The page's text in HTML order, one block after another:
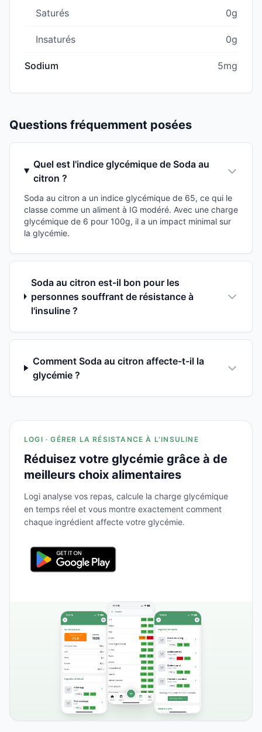
Saturés 0g
Insaturés 0g
Sodium 5mg
Questions fréquemment posées
Quel est l'indice glycémique de Soda au
citron ?
Soda au citron a un indice glycémique de 65, ce qui le
classe comme un aliment à IG modéré. Avec une charge
glycémique de 6 pour 100g, il a un impact minimal sur
la glycémie.
Soda au citron est-il bon pour les
personnes souffrant de résistance à
l'insuline ?
Comment Soda au citron affecte-t-il la
glycémie ?
LOGI · GÉRER LA RÉSISTANCE À L'INSULINE
Réduisez votre glycémie grâce à de
meilleurs choix alimentaires
Logi analyse vos repas, calcule la charge glycémique
en temps réel et vous montre exactement comment
chaque ingrédient affecte votre glycémie.